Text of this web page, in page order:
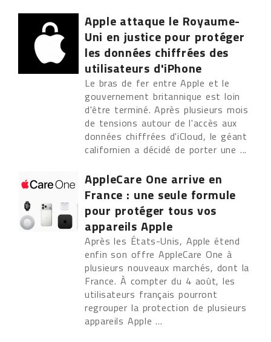
Apple attaque le Royaume-
Uni en justice pour protéger
les données chiffrées des
utilisateurs d'iPhone
Le bras de fer entre Apple et le
gouvernement britannique est loin
d'être terminé. Après plusieurs mois
de tensions autour de l'accès aux
données chiffrées d'iCloud, le géant
californien a décidé de porter une ...
AppleCare One arrive en
France : une seule formule
pour protéger tous vos
appareils Apple
Après les États-Unis, Apple étend
enfin son offre AppleCare One à
plusieurs nouveaux marchés, dont la
France. À compter du 4 août, les
utilisateurs français pourront
regrouper la protection de plusieurs
appareils Apple ...